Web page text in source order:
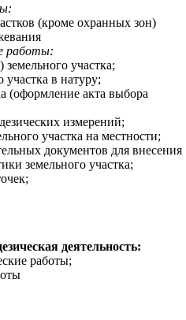
(кроме охранных зон)
работы:
участка;
в натуру;
(оформление акта выбора
измерений;
участка на местности;
документов для внесения
земельного участка;
деятельность:
работы;